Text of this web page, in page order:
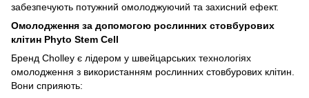
забезпечують потужний омолоджуючий та захисний ефект.
Омолодження за допомогою рослинних стовбурових
клітин Phyto Stem Cell
Бренд Cholley є лідером у швейцарських технологіях
омолодження з використанням рослинних стовбурових клітин.
Вони сприяють: